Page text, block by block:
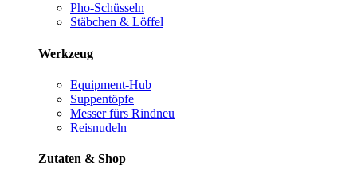
Pho-Schüsseln
Stäbchen & Löffel
Werkzeug
Equipment-Hub
Suppentöpfe
Messer fürs Rindneu
Reisnudeln
Zutaten & Shop